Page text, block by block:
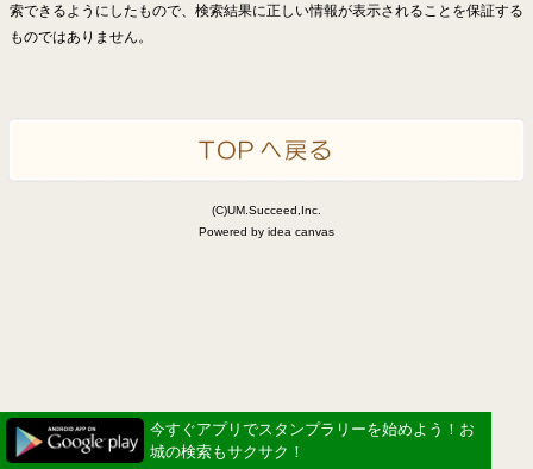
索できるようにしたもので、検索結果に正しい情報が表示されることを保証する
ものではありません。
(C)UM.Succeed,Inc.
Powered by idea canvas
今すぐアプリでスタンプラリーを始めよう！お
城の検索もサクサク！